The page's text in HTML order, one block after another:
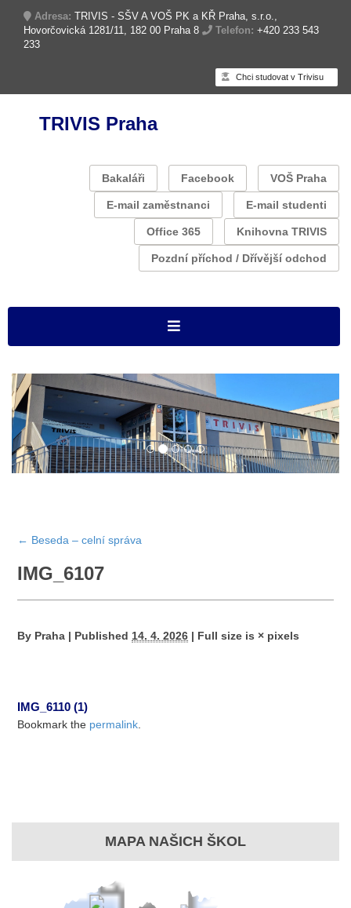
Adresa: TRIVIS - SŠV A VOŠ PK a KŘ Praha, s.r.o.,
Hovorčovická 1281/11, 182 00 Praha 8
Telefon: +420 233 543
233
Chci studovat v Trivisu
TRIVIS Praha
Bakaláři Facebook VOŠ Praha
E-mail zaměstnanci E-mail studenti
Office 365 Knihovna TRIVIS
Pozdní příchod / Dřívější odchod
← Beseda – celní správa
IMG_6107
By Praha | Published 14. 4. 2026 | Full size is × pixels
IMG_6110 (1)
Bookmark the permalink
MAPA NAŠICH ŠKOL